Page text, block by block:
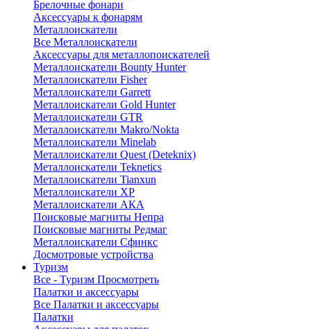
Брелочные фонари
Аксессуары к фонарям
Металлоискатели
Все Металлоискатели
Аксессуары для металлопоискателей
Металлоискатели Bounty Hunter
Металлоискатели Fisher
Металлоискатели Garrett
Металлоискатели Gold Hunter
Металлоискатели GTR
Металлоискатели Makro/Nokta
Металлоискатели Minelab
Металлоискатели Quest (Deteknix)
Металлоискатели Teknetics
Металлоискатели Tianxun
Металлоискатели XP
Металлоискатели АКА
Поисковые магниты Непра
Поисковые магниты Редмаг
Металлоискатели Сфинкс
Досмотровые устройства
Туризм
Все - Туризм Просмотреть
Палатки и аксессуары
Все Палатки и аксессуары
Палатки